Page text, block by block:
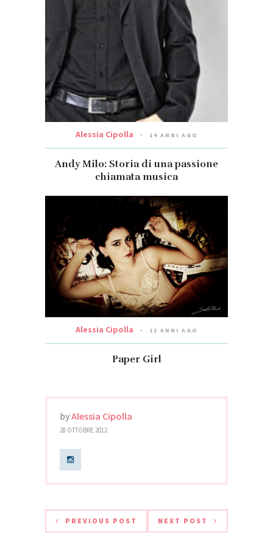
Alessia Cipolla 14 ANNI AGO
Andy Milo: Storia di una passione
chiamata musica
Alessia Cipolla 13 ANNI AGO
Paper Girl
byAlessia Cipolla
28 OTTOBRE 2012
PREVIOUS POST NEXT POST